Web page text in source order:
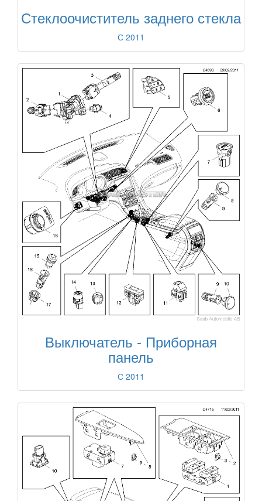
Стеклоочиститель заднего стекла
С 2011
Выключатель - Приборная
панель
С 2011